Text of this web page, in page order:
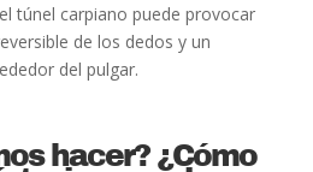
túnel carpiano puede provocar
de los dedos y un
del pulgar.
hacer? ¿Cómo